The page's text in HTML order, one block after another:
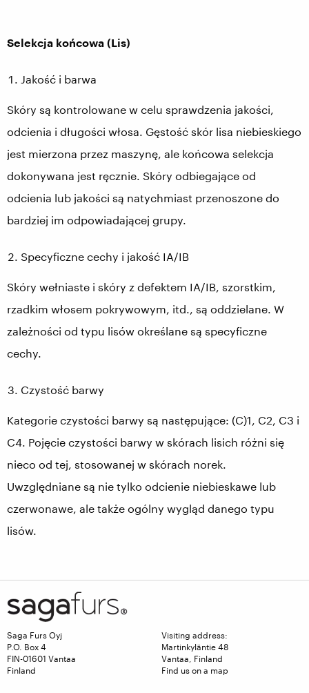
Selekcja końcowa (Lis)
Jakość i barwa
Skóry są kontrolowane w celu sprawdzenia jakości,
odcienia i długości włosa. Gęstość skór lisa niebieskiego
jest mierzona przez maszynę, ale końcowa selekcja
dokonywana jest ręcznie. Skóry odbiegające od
odcienia lub jakości są natychmiast przenoszone do
bardziej im odpowiadającej grupy.
Specyficzne cechy i jakość IA/IB
Skóry wełniaste i skóry z defektem IA/IB, szorstkim,
rzadkim włosem pokrywowym, itd., są oddzielane. W
zależności od typu lisów określane są specyficzne
cechy.
Czystość barwy
Kategorie czystości barwy są następujące: (C)1, C2, C3 i
C4. Pojęcie czystości barwy w skórach lisich różni się
nieco od tej, stosowanej w skórach norek.
Uwzględniane są nie tylko odcienie niebieskawe lub
czerwonawe, ale także ogólny wygląd danego typu
lisów.
Saga Furs Oyj
P.O. Box 4
FIN-01601 Vantaa
Finland
Visiting address:
Martinkyläntie 48
Vantaa, Finland
Find us on a map